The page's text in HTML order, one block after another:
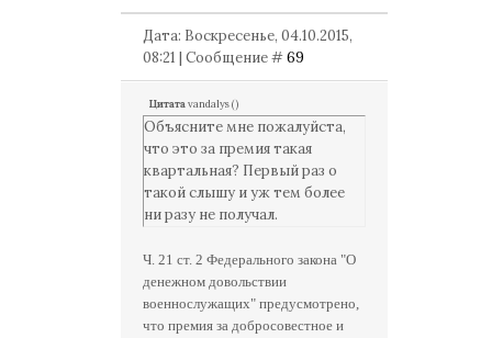
Дата: Воскресенье, 04.10.2015,
08:21 | Сообщение #69
Цитатаvandalys()
Объясните мне пожалуйста,
что это за премия такая
квартальная? Первый раз о
такой слышу и уж тем более
ни разу не получал.
Ч. 21 ст. 2 Федерального закона "О
денежном довольствии
военнослужащих" предусмотрено,
что премия за добросовестное и